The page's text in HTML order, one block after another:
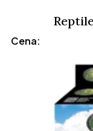
Cena: